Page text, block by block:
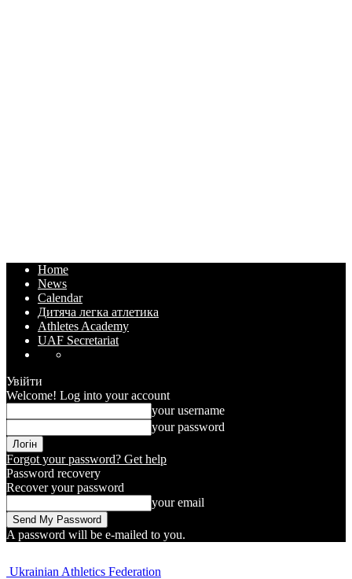
Home
News
Calendar
Дитяча легка атлетика
Athletes Academy
UAF Secretariat
Увійти
Welcome! Log into your account
your username
your password
Forgot your password? Get help
Password recovery
Recover your password
your email
A password will be e-mailed to you.
Ukrainian Athletics Federation